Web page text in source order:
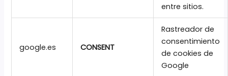
entre sitios.
google.es CONSENT
Rastreador de
consentimiento
de cookies de
Google